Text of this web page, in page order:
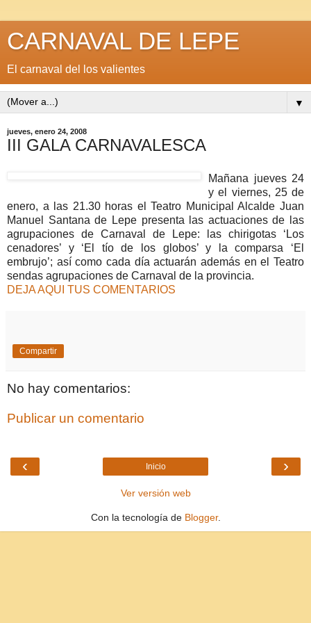
CARNAVAL DE LEPE
El carnaval del los valientes
▼
jueves, enero 24, 2008
III GALA CARNAVALESCA
Mañana jueves 24
y el viernes, 25 de
enero, a las 21.30 horas el Teatro Municipal Alcalde Juan
Manuel Santana de Lepe presenta las actuaciones de las
agrupaciones de Carnaval de Lepe: las chirigotas ‘Los
cenadores’ y ‘El tío de los globos’ y la comparsa ‘El
embrujo’; así como cada día actuarán además en el Teatro
sendas agrupaciones de Carnaval de la provincia.
DEJA AQUI TUS COMENTARIOS
Compartir
No hay comentarios:
Publicar un comentario
‹ ›
Inicio
Ver versión web
Con la tecnología de Blogger.